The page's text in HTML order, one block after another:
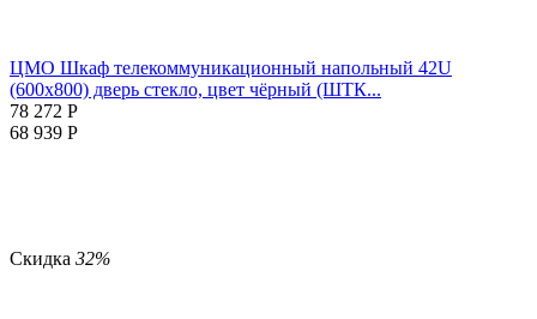
ЦМО Шкаф телекоммуникационный напольный 42U
(600x800) дверь стекло, цвет чёрный (ШТК...
78 272 Р
68 939 Р
Скидка 32%